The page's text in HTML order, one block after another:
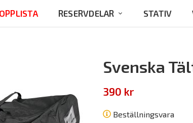
RESERVDELAR STATIV
Svenska
390 kr
Beställningsvara